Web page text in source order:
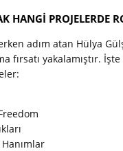
HANGİ PROJELERDE
adım atan Hülya
fırsatı yakalamıştır.